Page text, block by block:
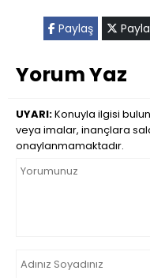
Paylaş
Yorum Yaz
UYARI:Konuyla ilgisi
veya imalar, inançlara
onaylanmamaktadır.